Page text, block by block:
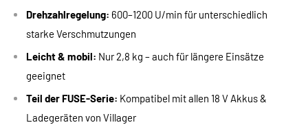
Drehzahlregelung: 600–1200 U/min für unterschiedlich
starke Verschmutzungen
Leicht & mobil: Nur 2,8 kg – auch für längere Einsätze
geeignet
Teil der FUSE-Serie: Kompatibel mit allen 18 V Akkus &
Ladegeräten von Villager